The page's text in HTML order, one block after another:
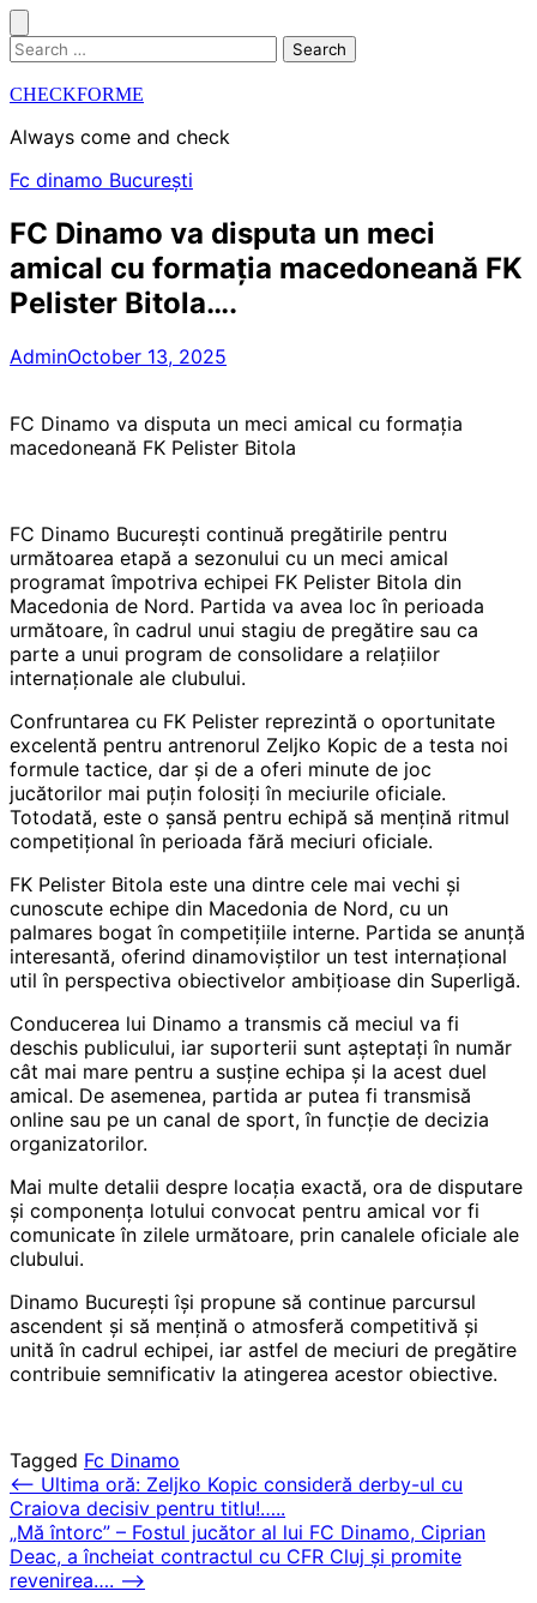
Skip
to
content
Search
CHECKFORME
Always come and check
Fc dinamo București
FC Dinamo va disputa un meci
amical cu formația macedoneană FK
Pelister Bitola….
AdminOctober 13, 2025
FC Dinamo va disputa un meci amical cu formația
macedoneană FK Pelister Bitola
FC Dinamo București continuă pregătirile pentru
următoarea etapă a sezonului cu un meci amical
programat împotriva echipei FK Pelister Bitola din
Macedonia de Nord. Partida va avea loc în perioada
următoare, în cadrul unui stagiu de pregătire sau ca
parte a unui program de consolidare a relațiilor
internaționale ale clubului.
Confruntarea cu FK Pelister reprezintă o oportunitate
excelentă pentru antrenorul Zeljko Kopic de a testa noi
formule tactice, dar și de a oferi minute de joc
jucătorilor mai puțin folosiți în meciurile oficiale.
Totodată, este o șansă pentru echipă să mențină ritmul
competițional în perioada fără meciuri oficiale.
FK Pelister Bitola este una dintre cele mai vechi și
cunoscute echipe din Macedonia de Nord, cu un
palmares bogat în competițiile interne. Partida se anunță
interesantă, oferind dinamoviștilor un test internațional
util în perspectiva obiectivelor ambițioase din Superligă.
Conducerea lui Dinamo a transmis că meciul va fi
deschis publicului, iar suporterii sunt așteptați în număr
cât mai mare pentru a susține echipa și la acest duel
amical. De asemenea, partida ar putea fi transmisă
online sau pe un canal de sport, în funcție de decizia
organizatorilor.
Mai multe detalii despre locația exactă, ora de disputare
și componența lotului convocat pentru amical vor fi
comunicate în zilele următoare, prin canalele oficiale ale
clubului.
Dinamo București își propune să continue parcursul
ascendent și să mențină o atmosferă competitivă și
unită în cadrul echipei, iar astfel de meciuri de pregătire
contribuie semnificativ la atingerea acestor obiective.
Tagged Fc Dinamo
Post
navigation
⟵ Ultima oră: Zeljko Kopic consideră derby-ul cu
Craiova decisiv pentru titlu!…..
„Mă întorc” – Fostul jucător al lui FC Dinamo, Ciprian
Deac, a încheiat contractul cu CFR Cluj și promite
revenirea…. ⟶